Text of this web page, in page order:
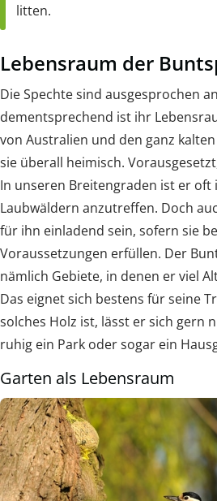
litten.
Lebensraum der
Die Spechte sind ausgesprochen
dementsprechend ist ihr
von Australien und den ganz
sie überall heimisch.
In unseren Breitengraden ist er oft
Laubwäldern anzutreffen. Doch
für ihn einladend sein, sofern sie
Voraussetzungen erfüllen. Der
nämlich Gebiete, in denen er viel
Das eignet sich bestens für seine
solches Holz ist, lässt er sich gern
ruhig ein Park oder sogar ein
Garten als Lebensraum